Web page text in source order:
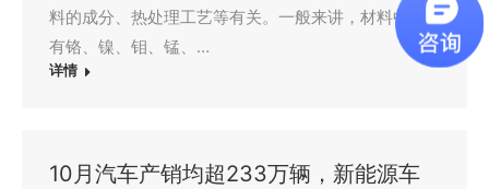
料的成分、热处理工艺等有关。一般来讲，材料中含
有铬、镍、钼、锰、…
详情
10月汽车产销均超233万辆，新能源车